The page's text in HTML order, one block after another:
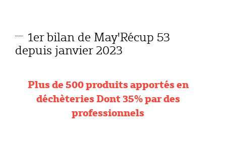
1er bilan de May'Récup 53
depuis janvier 2023
Plus de 500 produits apportés en
déchèteries Dont 35% par des
professionnels